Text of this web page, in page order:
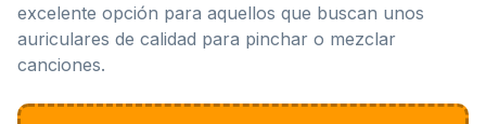
excelente opción para aquellos que buscan unos
auriculares de calidad para pinchar o mezclar
canciones.